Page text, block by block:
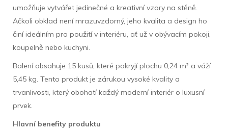
umožňuje vytvářet jedinečné a kreativní vzory na stěně.
Ačkoli obklad není mrazuvzdorný, jeho kvalita a design ho
činí ideálním pro použití v interiéru, ať už v obývacím pokoji,
koupelně nebo kuchyni.
Balení obsahuje 15 kusů, které pokryjí plochu 0,24 m² a váží
5,45 kg. Tento produkt je zárukou vysoké kvality a
trvanlivosti, který obohatí každý moderní interiér o luxusní
prvek.
Hlavní benefity produktu